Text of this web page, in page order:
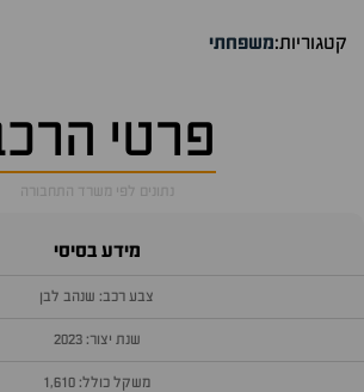
קטגוריות:משפחתי
פרטי
נתונים לפי משרד התחבורה
מידע בסיסי
צבע רכב: שנהב לבן
שנת יצור: 2023
משקל כולל: 1,610